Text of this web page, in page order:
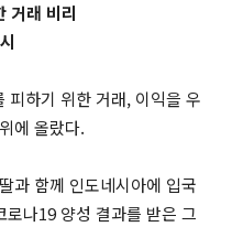
거래 비리
피하기 위한 거래, 이익을 우
에 올랐다.
과 함께 인도네시아에 입국
나19 양성 결과를 받은 그